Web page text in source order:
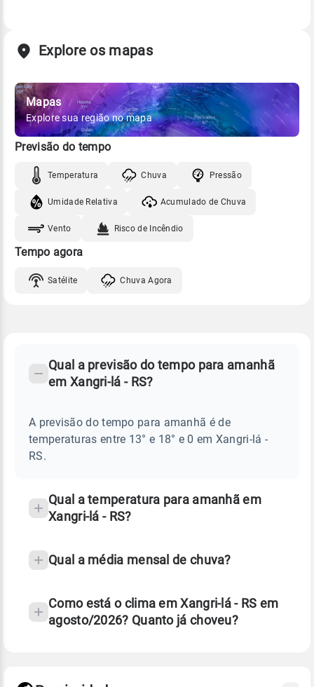
Explore os mapas
Mapas
Explore sua região no mapa
Previsão do tempo
Temperatura Chuva Pressão
Umidade Relativa Acumulado de Chuva
Vento Risco de Incêndio
Tempo agora
Satélite Chuva Agora
XANGRI-
Perguntas
sobre
chuva
Qual a previsão do tempo para amanhã
em Xangri-lá - RS?
A previsão do tempo para amanhã é de
temperaturas entre 13° e 18° e 0 em Xangri-lá -
RS.
Qual a temperatura para amanhã em
Xangri-lá - RS?
Qual a média mensal de chuva?
Como está o clima em Xangri-lá - RS em
agosto/2026? Quanto já choveu?